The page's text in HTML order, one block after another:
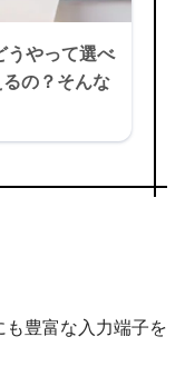
うやって選べ
の？そんな
豊富な入力端子を